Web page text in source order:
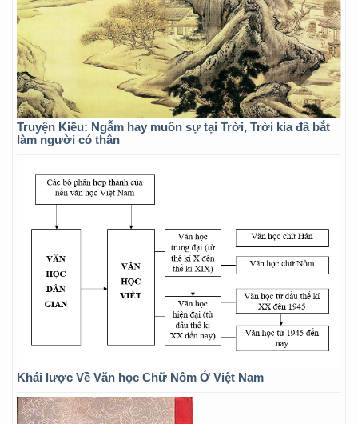
Truyện Kiều: Ngẫm hay muôn sự tại Trời, Trời kia đã bắt
làm người có thân
Khái lược Về Văn học Chữ Nôm Ở Việt Nam